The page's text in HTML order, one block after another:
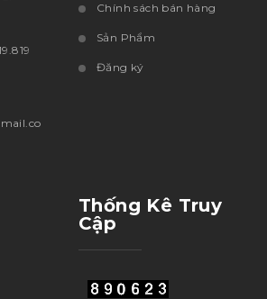
Chính sách bán hàng
Sản Phẩm
Đăng ký
Thống Kê Truy
Cập